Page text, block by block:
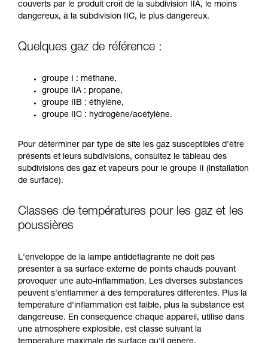
couverts par le produit croît de la subdivision IIA, le moins
dangereux, à la subdivision IIC, le plus dangereux.
Quelques gaz de référence :
groupe I : méthane,
groupe IIA : propane,
groupe IIB : éthylène,
groupe IIC : hydrogène/acétylène.
Pour déterminer par type de site les gaz susceptibles d'être
présents et leurs subdivisions, consultez le tableau des
subdivisions des gaz et vapeurs pour le groupe II (installation
de surface).
Classes de températures pour les gaz et les
poussières
L'enveloppe de la lampe antidéflagrante ne doit pas
présenter à sa surface externe de points chauds pouvant
provoquer une auto-inflammation. Les diverses substances
peuvent s'enflammer à des températures différentes. Plus la
température d'inflammation est faible, plus la substance est
dangereuse. En conséquence chaque appareil, utilisé dans
une atmosphère explosible, est classé suivant la